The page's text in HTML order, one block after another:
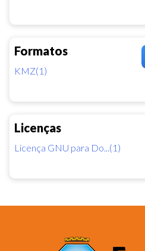
Formatos
KMZ(1)
Licenças
Licença GNU para Do...(1)